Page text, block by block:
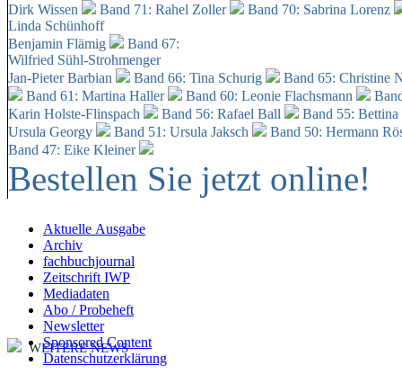
Dirk Wissen
Band 71: Rahel Zoller
Band 70: Sabrina Lorenz
Linda Schünhoff
Benjamin Flämig
Band 67:
Wilfried Sühl-Strohmenger
Jan-Pieter Barbian
Band 66: Tina Schurig
Band 65: Christine
Band 61: Martina Haller
Band 60: Leonie Flachsmann
Karin Holste-Flinspach
Band 56: Rafael Ball
Band 55:
Ursula Georgy
Band 51: Ursula Jaksch Band 50: Hermann
Band 47: Eike Kleiner
Bestellen Sie jetzt online!
Aktuelle Ausgabe
Archiv
fachbuchjournal
Zeitschrift IWP
Mediadaten
Abo / Probeheft
Newsletter
Sponsored Content
Datenschutzerklärung
WEITERE NEWS